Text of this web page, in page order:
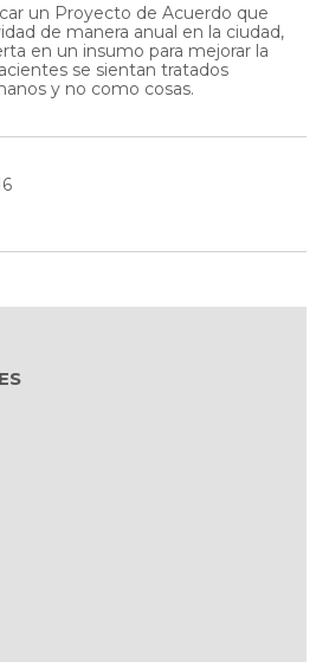
un Proyecto de Acuerdo que
de manera anual en la ciudad,
en un insumo para mejorar la
se sientan tratados
y no como cosas.